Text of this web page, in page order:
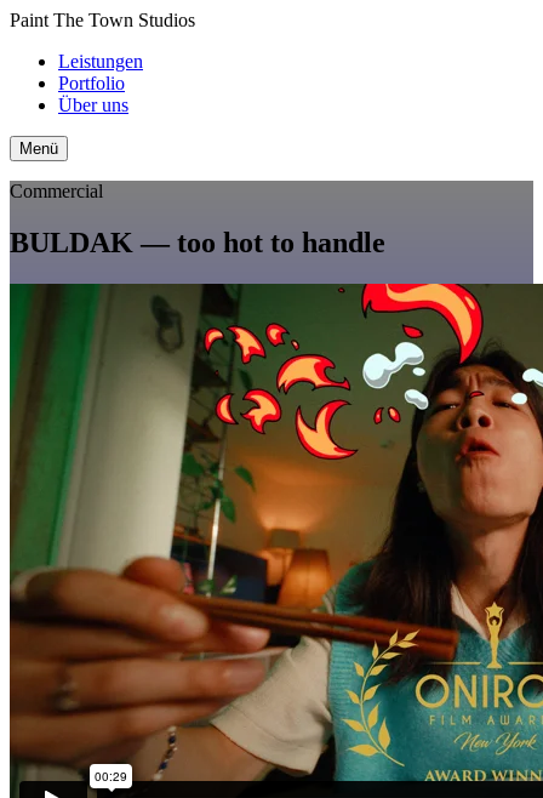
Paint The Town Studios
Leistungen
Portfolio
Über uns
Menü
Commercial
BULDAK — too hot to handle